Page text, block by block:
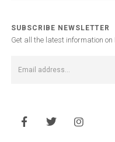
SUBSCRIBE NEWSLETTER
Get all the latest information